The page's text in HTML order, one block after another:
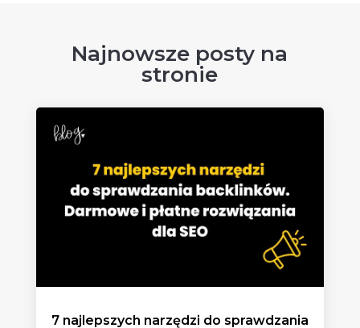
Najnowsze posty na
stronie
7 najlepszych narzędzi do sprawdzania